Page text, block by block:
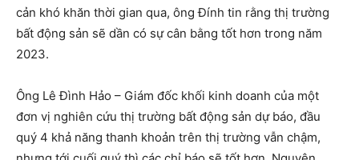
cản khó khăn thời gian qua, ông Đính tin rằng thị trường
bất động sản sẽ dần có sự cân bằng tốt hơn trong năm
2023.
Ông Lê Đình Hảo – Giám đốc khối kinh doanh của một
đơn vị nghiên cứu thị trường bất động sản dự báo, đầu
quý 4 khả năng thanh khoản trên thị trường vẫn chậm,